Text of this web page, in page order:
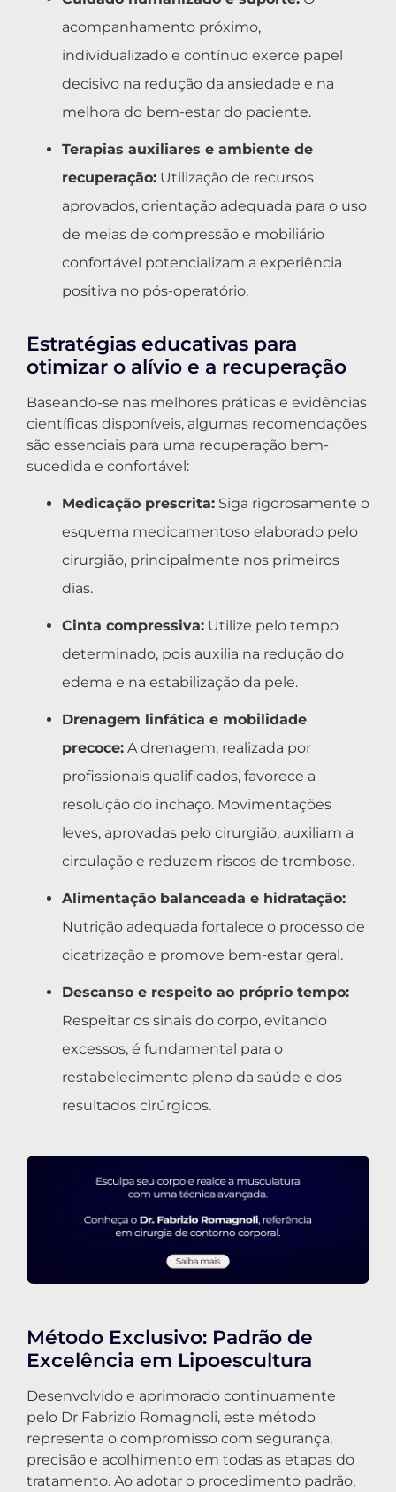
acompanhamento próximo,
individualizado e contínuo exerce papel
decisivo na redução da ansiedade e na
melhora do bem-estar do paciente.
Terapias auxiliares e ambiente de
recuperação: Utilização de recursos
aprovados, orientação adequada para o uso
de meias de compressão e mobiliário
confortável potencializam a experiência
positiva no pós-operatório.
Estratégias educativas para
otimizar o alívio e a recuperação
Baseando-se nas melhores práticas e evidências
científicas disponíveis, algumas recomendações
são essenciais para uma recuperação bem-
sucedida e confortável:
Medicação prescrita: Siga rigorosamente o
esquema medicamentoso elaborado pelo
cirurgião, principalmente nos primeiros
dias.
Cinta compressiva: Utilize pelo tempo
determinado, pois auxilia na redução do
edema e na estabilização da pele.
Drenagem linfática e mobilidade
precoce: A drenagem, realizada por
profissionais qualificados, favorece a
resolução do inchaço. Movimentações
leves, aprovadas pelo cirurgião, auxiliam a
circulação e reduzem riscos de trombose.
Alimentação balanceada e hidratação:
Nutrição adequada fortalece o processo de
cicatrização e promove bem-estar geral.
Descanso e respeito ao próprio tempo:
Respeitar os sinais do corpo, evitando
excessos, é fundamental para o
restabelecimento pleno da saúde e dos
resultados cirúrgicos.
Método Exclusivo: Padrão de
Excelência em Lipoescultura
Desenvolvido e aprimorado continuamente
pelo Dr Fabrizio Romagnoli, este método
representa o compromisso com segurança,
precisão e acolhimento em todas as etapas do
tratamento. Ao adotar o procedimento padrão,